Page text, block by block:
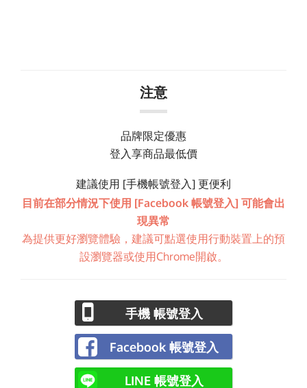
注意
品牌限定優惠
登入享商品最低價
建議使用 [手機帳號登入] 更便利
目前在部分情況下使用 [Facebook 帳號登入] 可能會出
現異常
為提供更好瀏覽體驗，建議可點選使用行動裝置上的預
設瀏覽器或使用Chrome開啟。
手機 帳號登入
Facebook 帳號登入
LINE 帳號登入